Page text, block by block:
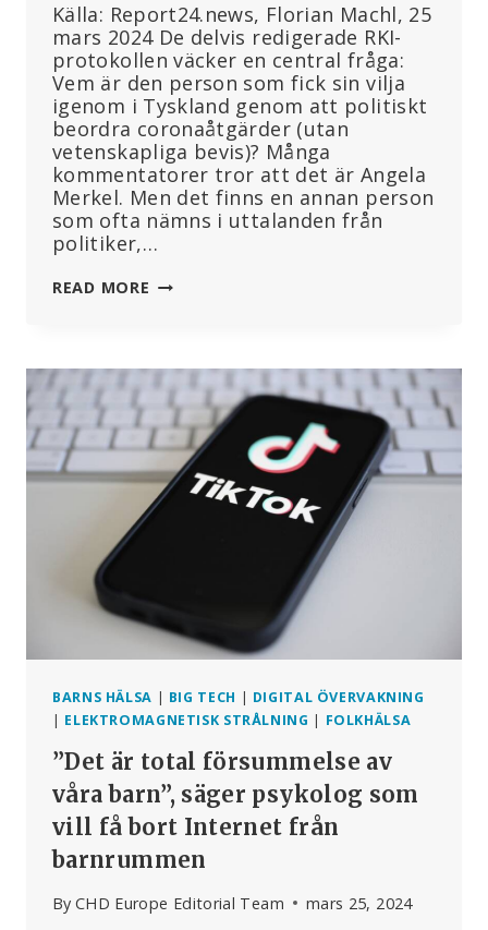
Källa: Report24.news, Florian Machl, 25
mars 2024 De delvis redigerade RKI-
protokollen väcker en central fråga:
Vem är den person som fick sin vilja
igenom i Tyskland genom att politiskt
beordra coronaåtgärder (utan
vetenskapliga bevis)? Många
kommentatorer tror att det är Angela
Merkel. Men det finns en annan person
som ofta nämns i uttalanden från
politiker,…
READ MORE EN
GLOBALA
CORONAÅTGÄRDERNA
–
OCH
”INGEN”
BARNS HÄLSA | BIG TECH | DIGITAL ÖVERVAKNING
| ELEKTROMAGNETISK STRÅLNING | FOLKHÄLSA
”Det är total försummelse av
våra barn”, säger psykolog som
vill få bort Internet från
barnrummen
By CHD Europe Editorial Team mars 25, 2024